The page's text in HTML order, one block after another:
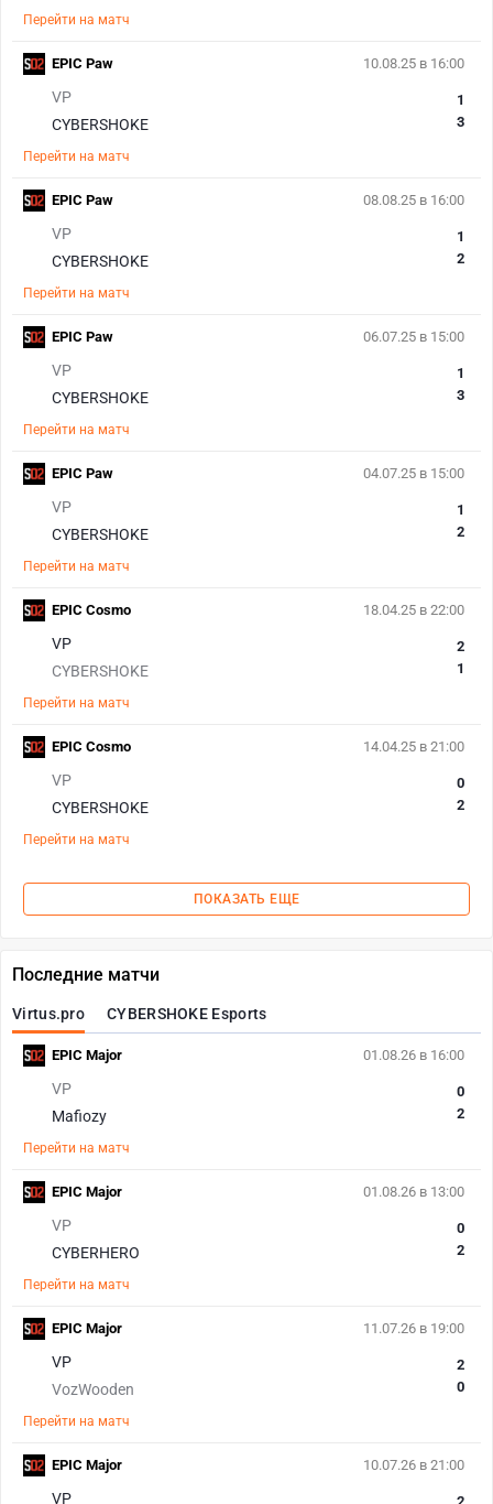
Перейти на матч
10.08.25 в 16:00
VP
CYBERSHOKE
1
3
Перейти на матч
EPIC Paw
08.08.25 в 16:00
VP
CYBERSHOKE
1
2
Перейти на матч
EPIC Paw
06.07.25 в 15:00
VP
CYBERSHOKE
1
3
Перейти на матч
EPIC Paw
04.07.25 в 15:00
VP
CYBERSHOKE
1
2
Перейти на матч
EPIC Paw
18.04.25 в 22:00
VP
CYBERSHOKE
2
1
Перейти на матч
EPIC Cosmo
14.04.25 в 21:00
VP
CYBERSHOKE
0
2
Перейти на матч
EPIC Cosmo
ПОКАЗАТЬ ЕЩЕ
Последние матчи
Virtus.pro CYBERSHOKE Esports
01.08.26 в 16:00
VP
Mafiozy
0
2
Перейти на матч
EPIC Major
01.08.26 в 13:00
VP
CYBERHERO
0
2
Перейти на матч
EPIC Major
11.07.26 в 19:00
VP
VozWooden
2
0
Перейти на матч
EPIC Major
10.07.26 в 21:00
VP 2
EPIC Major